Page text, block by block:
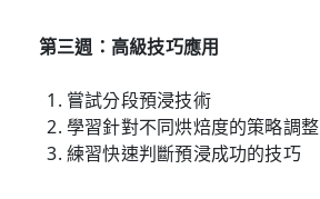
第三週：高級技巧應用
嘗試分段預浸技術
學習針對不同烘焙度的策略調整
練習快速判斷預浸成功的技巧